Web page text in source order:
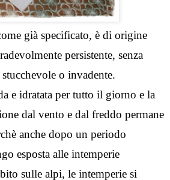
già specificato, è di origine
persistente, senza
o invadente.
e idratata per tutto il giorno e la
dal vento e dal freddo permane
anche dopo un periodo
esposta alle intemperie
sulle alpi, le intemperie si